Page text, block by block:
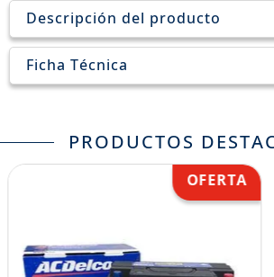
Descripción del producto
Ficha Técnica
PRODUCTOS